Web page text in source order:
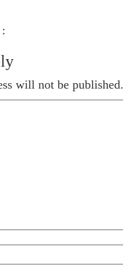
will not be published.